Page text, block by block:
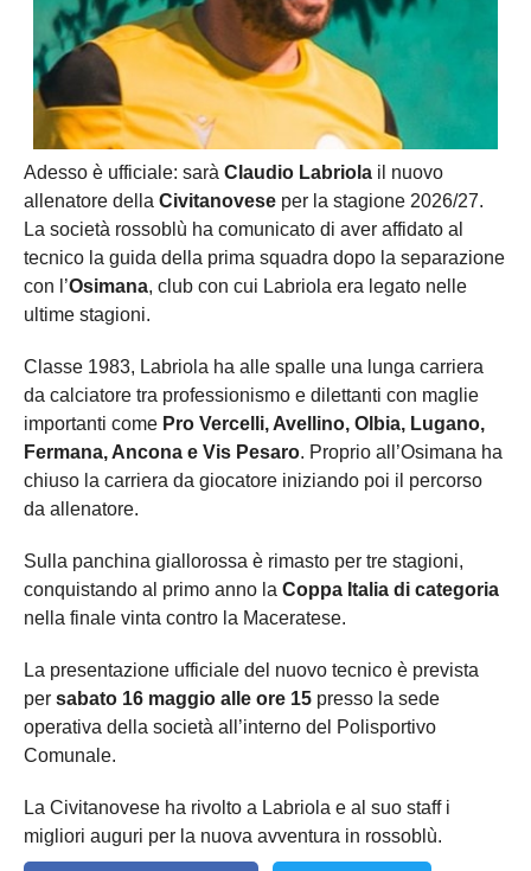
Adesso è ufficiale: sarà Claudio Labriola il nuovo
allenatore della Civitanovese per la stagione 2026/27.
La società rossoblù ha comunicato di aver affidato al
tecnico la guida della prima squadra dopo la separazione
con l’Osimana, club con cui Labriola era legato nelle
ultime stagioni.
Classe 1983, Labriola ha alle spalle una lunga carriera
da calciatore tra professionismo e dilettanti con maglie
importanti come Pro Vercelli, Avellino, Olbia, Lugano,
Fermana, Ancona e Vis Pesaro. Proprio all’Osimana ha
chiuso la carriera da giocatore iniziando poi il percorso
da allenatore.
Sulla panchina giallorossa è rimasto per tre stagioni,
conquistando al primo anno la Coppa Italia di categoria
nella finale vinta contro la Maceratese.
La presentazione ufficiale del nuovo tecnico è prevista
per sabato 16 maggio alle ore 15 presso la sede
operativa della società all’interno del Polisportivo
Comunale.
La Civitanovese ha rivolto a Labriola e al suo staff i
migliori auguri per la nuova avventura in rossoblù.